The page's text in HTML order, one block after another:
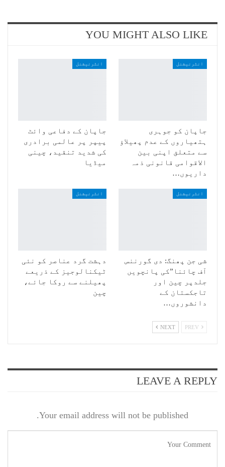
YOU MIGHT ALSO LIKE
انٹرنیشنل
جاپان کو جوہری
ہتھیاروں کے عدم پھیلاؤ
سے متعلق اپنی بین
الاقوامی قانونی ذمہ
داریوں…
انٹرنیشنل
جاپان کے دفاعی وائٹ
پیپر پر عالمی برادری
کی شدید تنقید، چینی
میڈیا
انٹرنیشنل
شی جن پھنگ: دی گورننس
آف چائنا”کی پانچویں
جلدپر چین اور
تاجکستان کے
دانشوروں…
انٹرنیشنل
دہشت گرد عناصر کو نئی
ٹیکنالوجیز کے ذریعے
پھیلنے سے روکا جائے،
چین
NEXT
LEAVE A REPLY
Your email address will not be published.